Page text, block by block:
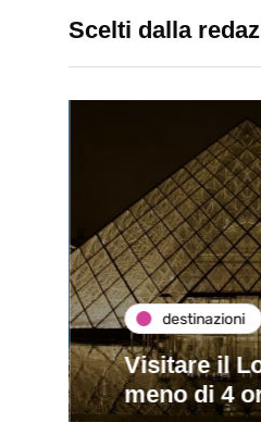
Scelti dalla
destinazioni
Visitare il
meno di 4